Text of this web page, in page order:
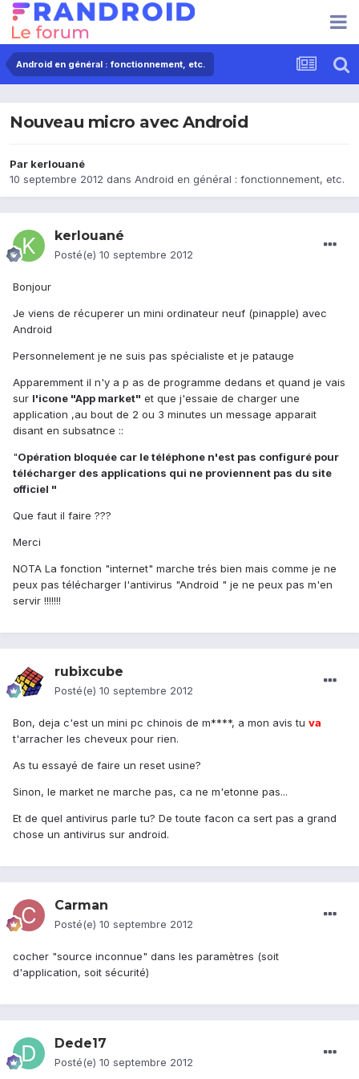
Android en général : fonctionnement, etc.
Nouveau micro avec Android
Par kerlouané
10 septembre 2012 dans Android en général : fonctionnement, etc.
kerlouané
Posté(e) 10 septembre 2012
Bonjour
Je viens de récuperer un mini ordinateur neuf (pinapple) avec
Android
Personnelement je ne suis pas spécialiste et je patauge
Apparemment il n'y a p as de programme dedans et quand je vais
sur l'icone "App market" et que j'essaie de charger une
application ,au bout de 2 ou 3 minutes un message apparait
disant en subsatnce ::
"Opération bloquée car le téléphone n'est pas configuré pour
télécharger des applications qui ne proviennent pas du site
officiel "
Que faut il faire ???
Merci
NOTA La fonction "internet" marche trés bien mais comme je ne
peux pas télécharger l'antivirus "Android " je ne peux pas m'en
servir !!!!!!!
rubixcube
Posté(e) 10 septembre 2012
Bon, deja c'est un mini pc chinois de m****, a mon avis tu va
t'arracher les cheveux pour rien.
As tu essayé de faire un reset usine?
Sinon, le market ne marche pas, ca ne m'etonne pas...
Et de quel antivirus parle tu? De toute facon ca sert pas a grand
chose un antivirus sur android.
Carman
Posté(e) 10 septembre 2012
cocher "source inconnue" dans les paramètres (soit
d'application, soit sécurité)
Dede17
Posté(e) 10 septembre 2012